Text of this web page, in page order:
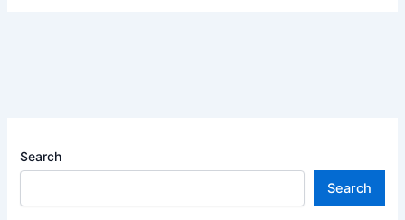
Search
Search